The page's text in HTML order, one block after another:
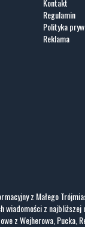
Kontakt
Regulamin
Polityka
Reklama
z Małego
wiadomości z
z Wejherowa, Pucka,